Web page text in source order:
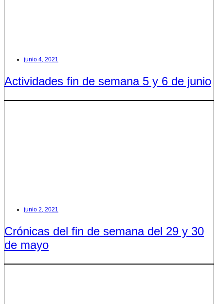
junio 4, 2021
Actividades fin de semana 5 y 6 de junio
junio 2, 2021
Crónicas del fin de semana del 29 y 30
de mayo